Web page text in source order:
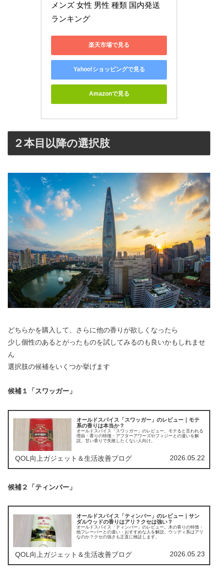
メンズ 女性 男性 種類 国内発送
ランキング
楽天市場で見る
Yahoo!ショッピングで見る
Amazonで見る
２本目以降の選択肢
どちらかを購入して、さらに他の香りが欲しくなったら
少し個性のあるとがったものを試してみるのも良いかもしれませ
ん
選択肢の候補をいくつか挙げます
候補１「スワッガー」
オールドスパイス「スワッガー」のレビュー｜モテ
系の香りは本当か？
オールドスパイス「スワッガー」のレビュー。モテると言われる
理由・香りの特徴・アフターアワーズやフィジーとの違いを解
説。甘い香りで失敗したくない人向け。
QOL向上ガジェット＆生活改善ブログ 2026.05.22
候補２「ティンバー」
オールドスパイス「ティンバー」のレビュー｜サン
ダルウッドの香りはアリ？クセは強い？
オールドスパイス「ティンバー」のレビュー。木の香りの特徴・
他フレーバーとの違い・おすすめな人を解説。ウッディ系はアリ
なのか？クセの強さも正直に検証します。
QOL向上ガジェット＆生活改善ブログ 2026.05.23